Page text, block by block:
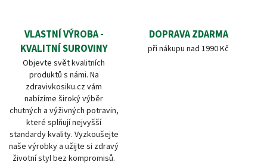
VLASTNÍ VÝROBA -
KVALITNÍ SUROVINY
Objevte svět kvalitních
produktů s námi. Na
zdravivkosiku.cz vám
nabízíme široký výběr
chutných a výživných potravin,
které splňují nejvyšší
standardy kvality. Vyzkoušejte
naše výrobky a užijte si zdravý
životní styl bez kompromisů.
DOPRAVA ZDARMA
při nákupu nad 1990 Kč